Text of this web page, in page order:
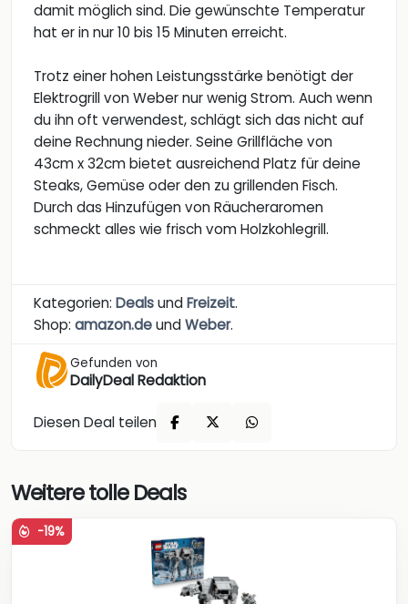
damit möglich sind. Die gewünschte Temperatur
hat er in nur 10 bis 15 Minuten erreicht.
Trotz einer hohen Leistungsstärke benötigt der
Elektrogrill von Weber nur wenig Strom. Auch wenn
du ihn oft verwendest, schlägt sich das nicht auf
deine Rechnung nieder. Seine Grillfläche von
43cm x 32cm bietet ausreichend Platz für deine
Steaks, Gemüse oder den zu grillenden Fisch.
Durch das Hinzufügen von Räucheraromen
schmeckt alles wie frisch vom Holzkohlegrill.
Kategorien: DealsundFreizeit.
Shop: amazon.deundWeber.
Gefunden von
DailyDeal Redaktion
Diesen Deal teilen
Weitere tolle Deals
-19%